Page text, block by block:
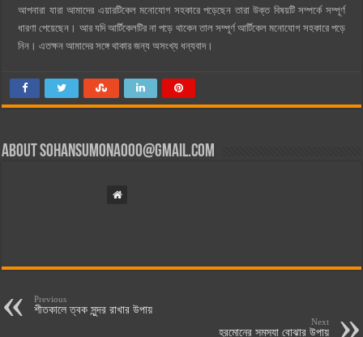
আপনারা যারা আমাদের এয়ারটিকেল মনোযোগ সহকারে পড়েছেন তারা উক্ত বিষয়টি সম্পর্কে সম্পূর্ণ
ধারণা পেয়েছেন। আর যদি আর্টিকেলটির না পড়ে থাকেন তাল সম্পূর্ণ আর্টিকেল মনোযোগ সহকারে পড়ে
নিন। এতক্ষন আমাদের সঙ্গে থাকার জন্য অসংখ্য ধন্যবাদ।
Aboutsohansumona000@gmail.com
Previous
শীতকালে ত্বক সুন্দর রাখার উপায়
Next
হরমোনের সমস্যা বোঝার উপায়